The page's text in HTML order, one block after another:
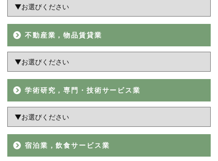
不動産業，物品賃貸業
学術研究，専門・技術サービス業
宿泊業，飲食サービス業